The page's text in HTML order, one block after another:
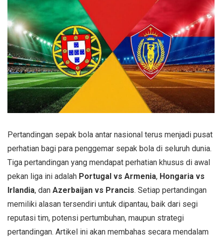
Pertandingan sepak bola antar nasional terus menjadi pusat
perhatian bagi para penggemar sepak bola di seluruh dunia.
Tiga pertandingan yang mendapat perhatian khusus di awal
pekan liga ini adalah Portugal vs Armenia, Hongaria vs
Irlandia, dan Azerbaijan vs Prancis. Setiap pertandingan
memiliki alasan tersendiri untuk dipantau, baik dari segi
reputasi tim, potensi pertumbuhan, maupun strategi
pertandingan. Artikel ini akan membahas secara mendalam